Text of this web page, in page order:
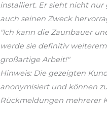
installiert. Er sieht nicht
auch seinen Zweck
"Ich kann die Zaunbauer
werde sie definitiv
großartige Arbeit!"
Hinweis: Die gezeigten
anonymisiert und können
Rückmeldungen mehrerer